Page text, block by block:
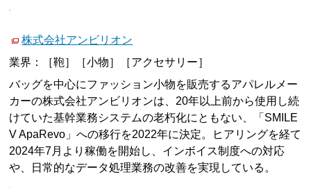
株式会社アンビリオン
業界：［鞄］［小物］［アクセサリー］
バッグを中心にファッション小物を販売するアパレルメー
カーの株式会社アンビリオンは、20年以上前から使用し続
けていた基幹業務システムの老朽化にともない、「SMILE
V ApaRevo」への移行を2022年に決定。ヒアリングを経て
2024年7月より稼働を開始し、インボイス制度への対応
や、日常的なデータ処理業務の改善を実現している。